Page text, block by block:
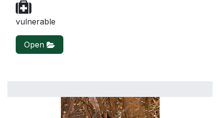
vulnerable
Open